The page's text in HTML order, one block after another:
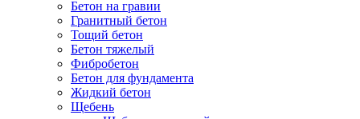
Бетон на гравии
Гранитный бетон
Тощий бетон
Бетон тяжелый
Фибробетон
Бетон для фундамента
Жидкий бетон
Щебень